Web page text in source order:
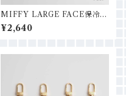
MIFFY LARGE FACE保冷保
温ランチバッグ
¥2,640